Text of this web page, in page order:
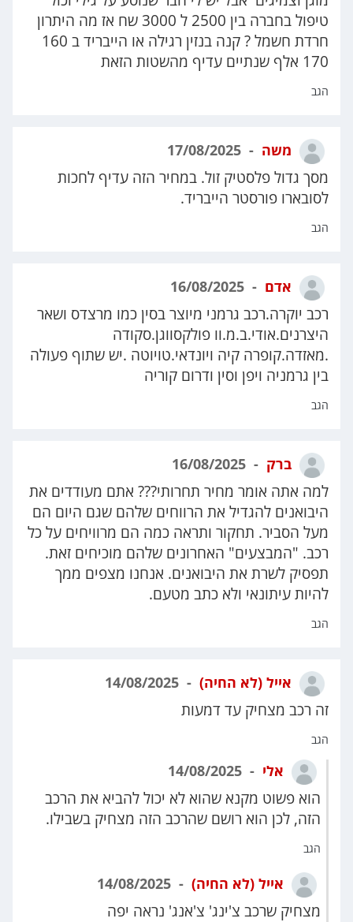
טיפול בחברה בין 2500 ל 3000 שח אז מה היתרון
חרדת חשמל ? קנה בנזין רגילה או הייבריד ב 160
170 אלף שנתיים עדיף מהשטות הזאת
הגב
משה
מסך גדול פלסטיק זול. במחיר הזה עדיף לחכות
לסובארו פורסטר הייבריד.
הגב
אדם
רכב יוקרה.רכב גרמני מיוצר בסין כמו מרצדס ושאר
היצרנים.אודי.ב.מ.וו פולקסווגן.סקודה
.מאזדה.קופרה קיה ויונדאי.טויוטה .יש שתוף פעולה
בין גרמניה ויפן וסין ודרום קוריה
הגב
ברק
למה אתה אומר מחיר תחרותי??? אתם מעודדים את
היבואנים להגדיל את הרווחים שלהם שגם היום הם
מעל הסביר. תחקור ותראה כמה הם מרוויחים על כל
רכב. "המבצעים" האחרונים שלהם מוכיחים זאת.
תפסיק לשרת את היבואנים. אנחנו מצפים ממך
להיות עיתונאי ולא כתב מטעם.
הגב
אייל (לא החיה)
זה רכב מצחיק עד דמעות
הגב
אלי
הוא פשוט מקנא שהוא לא יכול להביא את הרכב
הזה, לכן הוא רושם שהרכב הזה מצחיק בשבילו.
הגב
אייל (לא החיה)
מצחיק שרכב צ'ינג' צ'אנג' נראה יפה